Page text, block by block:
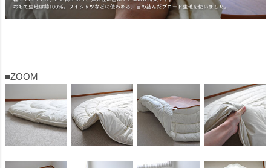
■ZOOM